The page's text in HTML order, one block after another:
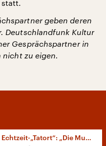
statt.
geben deren
Deutschlandfunk Kultur
Gesprächspartner in
nicht zu eigen.
„Tatort“: „Die Musik stirbt zuletzt“